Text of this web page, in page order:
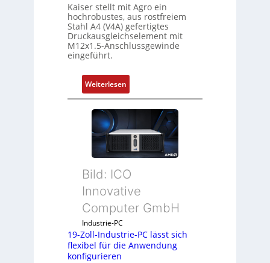
Kaiser stellt mit Agro ein
hochrobustes, aus rostfreiem
Stahl A4 (V4A) gefertigtes
Druckausgleichselement mit
M12x1.5-Anschlussgewinde
eingeführt.
Weiterlesen:
D
r
u
c
a
u
s
g
l
i
c
Bild: ICO
Innovative
Computer GmbH
Industrie-PC
19-Zoll-Industrie-PC lässt sich
flexibel für die Anwendung
konfigurieren